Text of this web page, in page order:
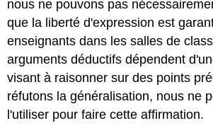
nous ne pouvons pas
que la liberté d'expression est
enseignants dans les salles de
arguments déductifs dépendent
visant à raisonner sur des points
réfutons la généralisation, nous ne
l'utiliser pour faire cette affirmation.